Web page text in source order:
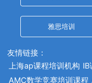
雅思培训
友情链接：
上海ap课程培训机构 IB
AMC数学竞赛培训课程